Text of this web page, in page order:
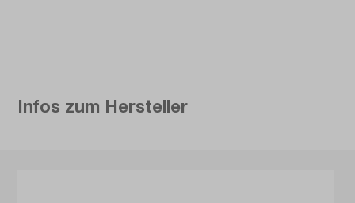
Infos zum Hersteller